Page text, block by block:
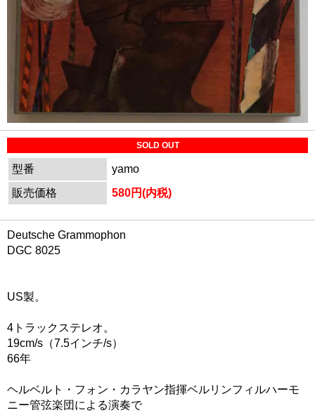
SOLD OUT
型番
yamo
販売価格
580円(内税)
Deutsche Grammophon
DGC 8025
US製。
4トラックステレオ。
19cm/s（7.5インチ/s）
66年
ヘルベルト・フォン・カラヤン指揮ベルリンフィルハーモ
ニー管弦楽団による演奏で